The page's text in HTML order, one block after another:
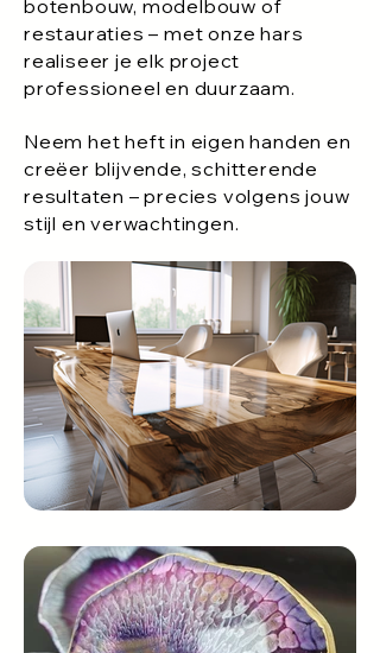
botenbouw, modelbouw of
restauraties – met onze hars
realiseer je elk project
professioneel en duurzaam.
Neem het heft in eigen handen en
creëer blijvende, schitterende
resultaten – precies volgens jouw
stijl en verwachtingen.